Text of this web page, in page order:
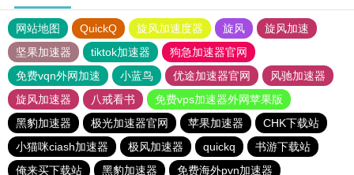
网站地图 QuickQ 旋风加速度器 旋风
旋风加速
坚果加速器
tiktok加速器
狗急加速器官网
免费vqn外网加速
小蓝鸟 优途加速器官网
风驰加速器
旋风加速器
八戒看书
免费vps加速器外网苹果版
黑豹加速器
极光加速器官网 苹果加速器
CHK下载站
小猫咪ciash加速器
极风加速器 quickq
书游下载站
俺来买下载站
黑豹加速器 免费海外pvn加速器